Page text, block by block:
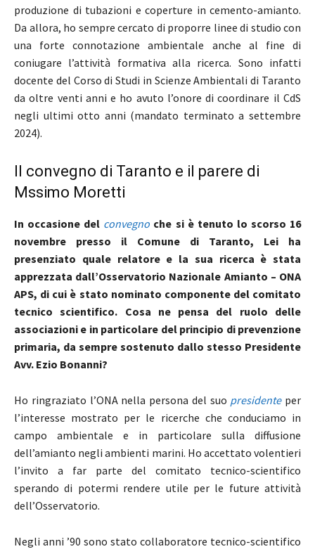
produzione di tubazioni e coperture in cemento-amianto.
Da allora, ho sempre cercato di proporre linee di studio con
una forte connotazione ambientale anche al fine di
coniugare l’attività formativa alla ricerca. Sono infatti
docente del Corso di Studi in Scienze Ambientali di Taranto
da oltre venti anni e ho avuto l’onore di coordinare il CdS
negli ultimi otto anni (mandato terminato a settembre
2024).
Il convegno di Taranto e il parere di
Mssimo Moretti
In occasione del convegno che si è tenuto lo scorso 16
novembre presso il Comune di Taranto, Lei ha
presenziato quale relatore e la sua ricerca è stata
apprezzata dall’Osservatorio Nazionale Amianto – ONA
APS, di cui è stato nominato componente del comitato
tecnico scientifico. Cosa ne pensa del ruolo delle
associazioni e in particolare del principio di prevenzione
primaria, da sempre sostenuto dallo stesso Presidente
Avv. Ezio Bonanni?
Ho ringraziato l’ONA nella persona del suo presidenteper
l’interesse mostrato per le ricerche che conduciamo in
campo ambientale e in particolare sulla diffusione
dell’amianto negli ambienti marini. Ho accettato volentieri
l’invito a far parte del comitato tecnico-scientifico
sperando di potermi rendere utile per le future attività
dell’Osservatorio.
Negli anni ’90 sono stato collaboratore tecnico-scientifico